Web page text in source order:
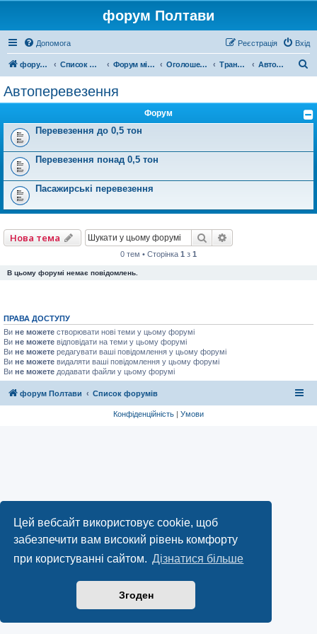
Цей вебсайт використовує cookie, щоб
забезпечити вам високий рівень комфорту
при користуванні сайтом. Дізнатися більше
Згоден
форум Полтави
Допомога Вхід
Реєстрація
форум Полтави Список форумів Форум міста Полтава Оголошення міста Полтава Транспорт СТО Автоперевезення
у
Автоперевезення
Форум
Перевезення до 0,5 тон
Перевезення понад 0,5 тон
Пасажирські перевезення
Нова тема Пошук
0 тем • Сторінка 1 з 1
В цьому форумі немає повідомлень.
ПРАВА ДОСТУПУ
Ви не можете створювати нові теми у цьому форумі
Ви не можете відповідати на теми у цьому форумі
Ви не можете редагувати ваші повідомлення у цьому форумі
Ви не можете видаляти ваші повідомлення у цьому форумі
Ви не можете додавати файли у цьому форумі
форум Полтави Список форумів
Конфіденційність | Умови